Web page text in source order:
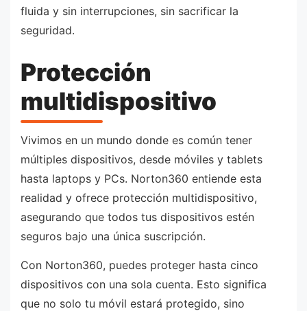
fluida y sin interrupciones, sin sacrificar la
seguridad.
Protección
multidispositivo
Vivimos en un mundo donde es común tener
múltiples dispositivos, desde móviles y tablets
hasta laptops y PCs. Norton360 entiende esta
realidad y ofrece protección multidispositivo,
asegurando que todos tus dispositivos estén
seguros bajo una única suscripción.
Con Norton360, puedes proteger hasta cinco
dispositivos con una sola cuenta. Esto significa
que no solo tu móvil estará protegido, sino